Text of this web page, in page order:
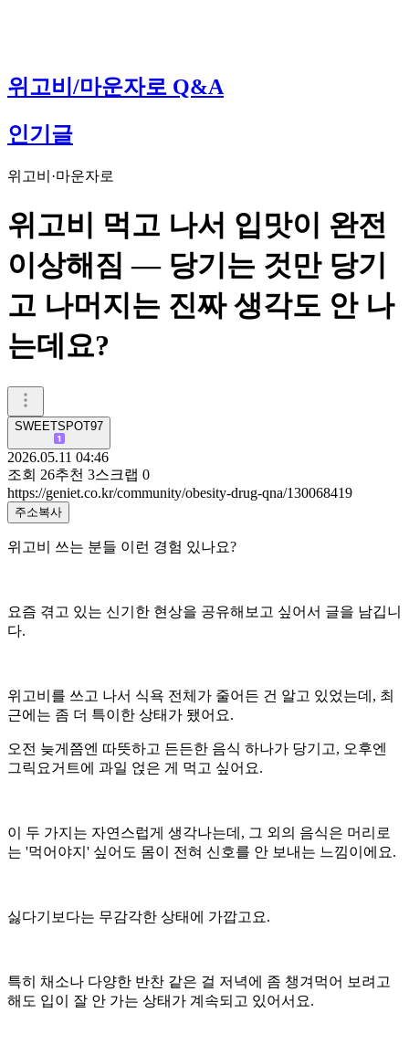
위고비/마운자로 Q&A
인기글
위고비·마운자로
위고비 먹고 나서 입맛이 완전
이상해짐 — 당기는 것만 당기
고 나머지는 진짜 생각도 안 나
는데요?
SWEETSPOT97
2026.05.11 04:46
조회 26추천 3스크랩 0
https://geniet.co.kr/community/obesity-drug-qna/130068419
주소복사
위고비 쓰는 분들 이런 경험 있나요?
요즘 겪고 있는 신기한 현상을 공유해보고 싶어서 글을 남깁니
다.
위고비를 쓰고 나서 식욕 전체가 줄어든 건 알고 있었는데, 최
근에는 좀 더 특이한 상태가 됐어요.
오전 늦게쯤엔 따뜻하고 든든한 음식 하나가 당기고, 오후엔
그릭요거트에 과일 얹은 게 먹고 싶어요.
이 두 가지는 자연스럽게 생각나는데, 그 외의 음식은 머리로
는 '먹어야지' 싶어도 몸이 전혀 신호를 안 보내는 느낌이에요.
싫다기보다는 무감각한 상태에 가깝고요.
특히 채소나 다양한 반찬 같은 걸 저녁에 좀 챙겨먹어 보려고
해도 입이 잘 안 가는 상태가 계속되고 있어서요.